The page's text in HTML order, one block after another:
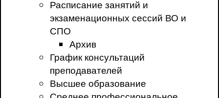
Расписание занятий и
экзаменационных сессий ВО и
СПО
Архив
График консультаций
преподавателей
Высшее образование